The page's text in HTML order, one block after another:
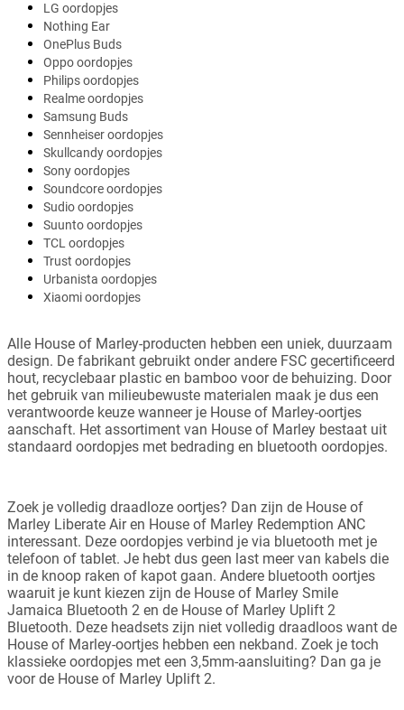
LG oordopjes
Nothing Ear
OnePlus Buds
Oppo oordopjes
Philips oordopjes
Realme oordopjes
Samsung Buds
Sennheiser oordopjes
Skullcandy oordopjes
Sony oordopjes
Soundcore oordopjes
Sudio oordopjes
Suunto oordopjes
TCL oordopjes
Trust oordopjes
Urbanista oordopjes
Xiaomi oordopjes
Alle House of Marley-producten hebben een uniek, duurzaam
design. De fabrikant gebruikt onder andere FSC gecertificeerd
hout, recyclebaar plastic en bamboo voor de behuizing. Door
het gebruik van milieubewuste materialen maak je dus een
verantwoorde keuze wanneer je House of Marley-oortjes
aanschaft. Het assortiment van House of Marley bestaat uit
standaard oordopjes met bedrading en bluetooth oordopjes.
Zoek je volledig draadloze oortjes? Dan zijn de House of
Marley Liberate Air en House of Marley Redemption ANC
interessant. Deze oordopjes verbind je via bluetooth met je
telefoon of tablet. Je hebt dus geen last meer van kabels die
in de knoop raken of kapot gaan. Andere bluetooth oortjes
waaruit je kunt kiezen zijn de House of Marley Smile
Jamaica Bluetooth 2 en de House of Marley Uplift 2
Bluetooth. Deze headsets zijn niet volledig draadloos want de
House of Marley-oortjes hebben een nekband. Zoek je toch
klassieke oordopjes met een 3,5mm-aansluiting? Dan ga je
voor de House of Marley Uplift 2.